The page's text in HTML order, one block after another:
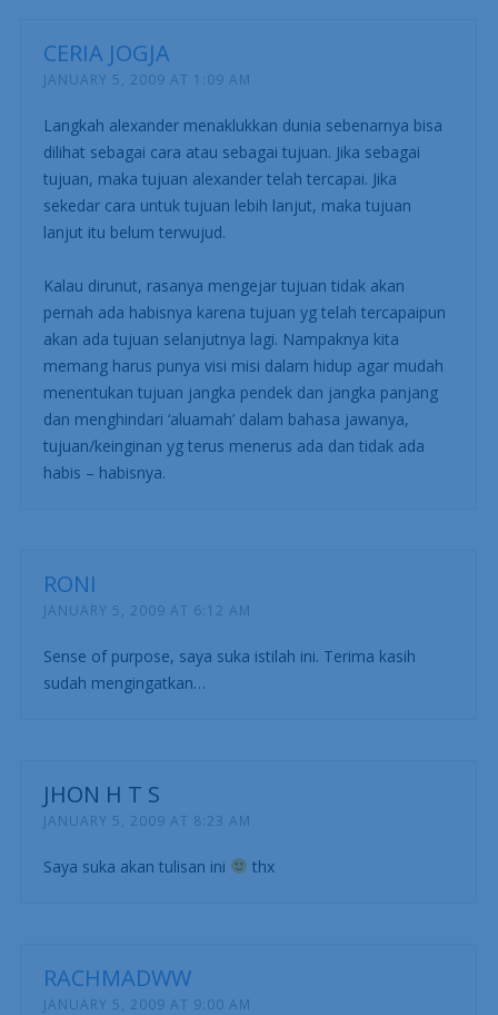
CERIA JOGJA
JANUARY 5, 2009 AT 1:09 AM
Langkah alexander menaklukkan dunia sebenarnya bisa
dilihat sebagai cara atau sebagai tujuan. Jika sebagai
tujuan, maka tujuan alexander telah tercapai. Jika
sekedar cara untuk tujuan lebih lanjut, maka tujuan
lanjut itu belum terwujud.
Kalau dirunut, rasanya mengejar tujuan tidak akan
pernah ada habisnya karena tujuan yg telah tercapaipun
akan ada tujuan selanjutnya lagi. Nampaknya kita
memang harus punya visi misi dalam hidup agar mudah
menentukan tujuan jangka pendek dan jangka panjang
dan menghindari ‘aluamah’ dalam bahasa jawanya,
tujuan/keinginan yg terus menerus ada dan tidak ada
habis – habisnya.
RONI
JANUARY 5, 2009 AT 6:12 AM
Sense of purpose, saya suka istilah ini. Terima kasih
sudah mengingatkan…
JHON H T S
JANUARY 5, 2009 AT 8:23 AM
Saya suka akan tulisan ini thx
RACHMADWW
JANUARY 5, 2009 AT 9:00 AM